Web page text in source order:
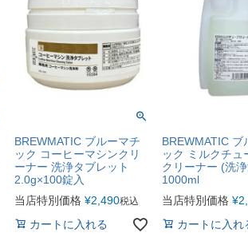
BREWMATIC ブルーマチ
ック コーヒーマシンクリ
ーナー 洗浄タブレット
2.0g×100錠入
当店特別価格 ¥2,490税込
カートに入れる
BREWMATIC ブ
ック ミルクチュ
クリーナー (洗
1000ml
当店特別価格 ¥
カートに入れ